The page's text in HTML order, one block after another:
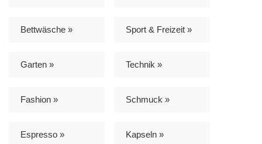
Bettwäsche » Sport & Freizeit »
Garten » Technik »
Fashion » Schmuck »
Espresso » Kapseln »